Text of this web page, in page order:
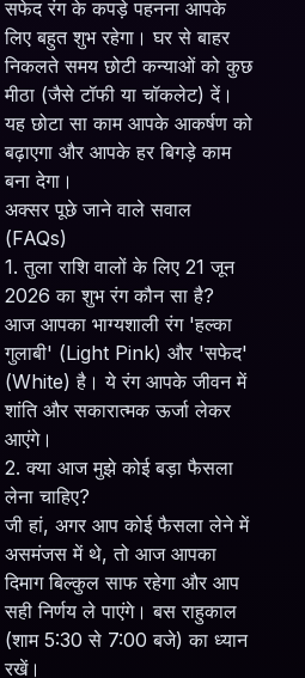
सफेद रंग के कपड़े पहनना आपके
लिए बहुत शुभ रहेगा। घर से बाहर
निकलते समय छोटी कन्याओं को कुछ
मीठा (जैसे टॉफी या चॉकलेट) दें।
यह छोटा सा काम आपके आकर्षण को
बढ़ाएगा और आपके हर बिगड़े काम
बना देगा।
अक्सर पूछे जाने वाले सवाल
(FAQs)
1. तुला राशि वालों के लिए 21 जून
2026 का शुभ रंग कौन सा है?
आज आपका भाग्यशाली रंग 'हल्का
गुलाबी' (Light Pink) और 'सफेद'
(White) है। ये रंग आपके जीवन में
शांति और सकारात्मक ऊर्जा लेकर
आएंगे।
2. क्या आज मुझे कोई बड़ा फैसला
लेना चाहिए?
जी हां, अगर आप कोई फैसला लेने में
असमंजस में थे, तो आज आपका
दिमाग बिल्कुल साफ रहेगा और आप
सही निर्णय ले पाएंगे। बस राहुकाल
(शाम 5:30 से 7:00 बजे) का ध्यान
रखें।